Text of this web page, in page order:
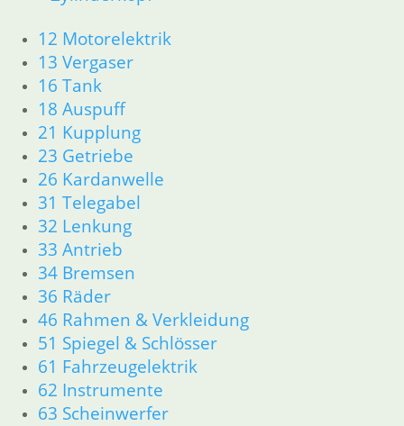
12 Motorelektrik
13 Vergaser
16 Tank
18 Auspuff
21 Kupplung
23 Getriebe
26 Kardanwelle
31 Telegabel
32 Lenkung
33 Antrieb
34 Bremsen
36 Räder
46 Rahmen & Verkleidung
51 Spiegel & Schlösser
61 Fahrzeugelektrik
62 Instrumente
63 Scheinwerfer
zzgl.Versandkosten
Mutter
Ventileinstellschraube
1,20 €
Artikelnummer: 1744331
inkl. MwSt.
zzgl.
Versandkosten
In den Warenkorb
Ventileinstellschraube
12,50
Artikelnummer: 1744328
inkl. MwSt.
zzgl.Versandkosten